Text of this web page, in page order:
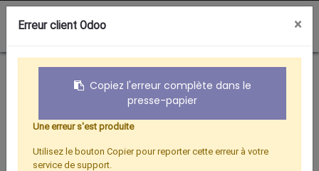
0
Boutique Hertzien FICHE COAXIAL F 9 X2
Erreur client Odoo ×
Copiez l'erreur complète dans le
presse-papier
Une erreur s'est produite
Utilisez le bouton Copier pour reporter cette erreur à votre
service de support.